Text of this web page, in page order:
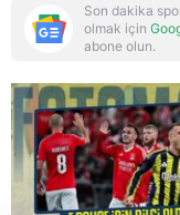
Reddet
Son dakika
olmak için
abone olun.